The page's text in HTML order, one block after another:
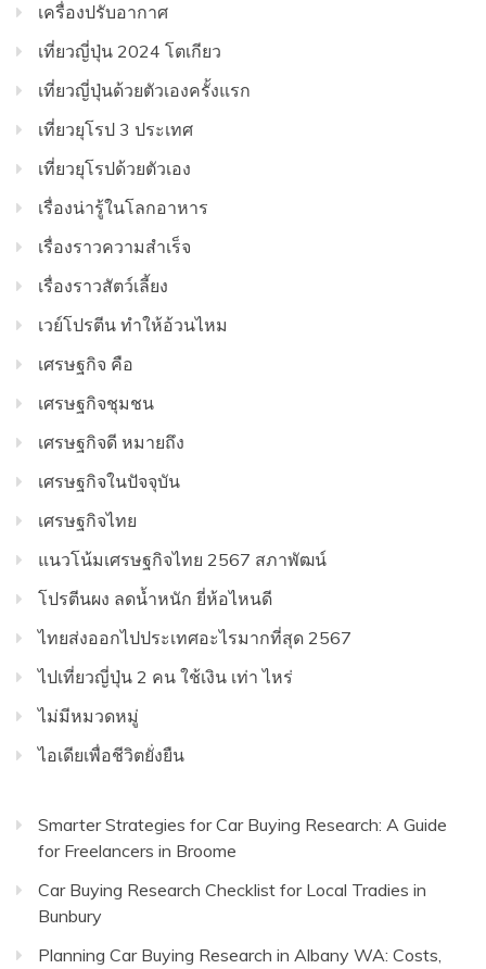
เครื่องปรับอากาศ
เที่ยวญี่ปุ่น 2024 โตเกียว
เที่ยวญี่ปุ่นด้วยตัวเองครั้งแรก
เที่ยวยุโรป 3 ประเทศ
เที่ยวยุโรปด้วยตัวเอง
เรื่องน่ารู้ในโลกอาหาร
เรื่องราวความสำเร็จ
เรื่องราวสัตว์เลี้ยง
เวย์โปรตีน ทำให้อ้วนไหม
เศรษฐกิจ คือ
เศรษฐกิจชุมชน
เศรษฐกิจดี หมายถึง
เศรษฐกิจในปัจจุบัน
เศรษฐกิจไทย
แนวโน้มเศรษฐกิจไทย 2567 สภาพัฒน์
โปรตีนผง ลดน้ำหนัก ยี่ห้อไหนดี
ไทยส่งออกไปประเทศอะไรมากที่สุด 2567
ไปเที่ยวญี่ปุ่น 2 คน ใช้เงิน เท่า ไหร่
ไม่มีหมวดหมู่
ไอเดียเพื่อชีวิตยั่งยืน
Smarter Strategies for Car Buying Research: A Guide
for Freelancers in Broome
Car Buying Research Checklist for Local Tradies in
Bunbury
Planning Car Buying Research in Albany WA: Costs,